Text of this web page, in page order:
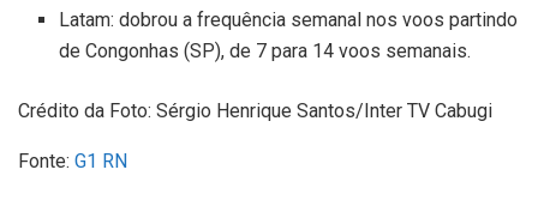
Latam: dobrou a frequência semanal nos voos partindo
de Congonhas (SP), de 7 para 14 voos semanais.
Crédito da Foto: Sérgio Henrique Santos/Inter TV Cabugi
Fonte: G1 RN